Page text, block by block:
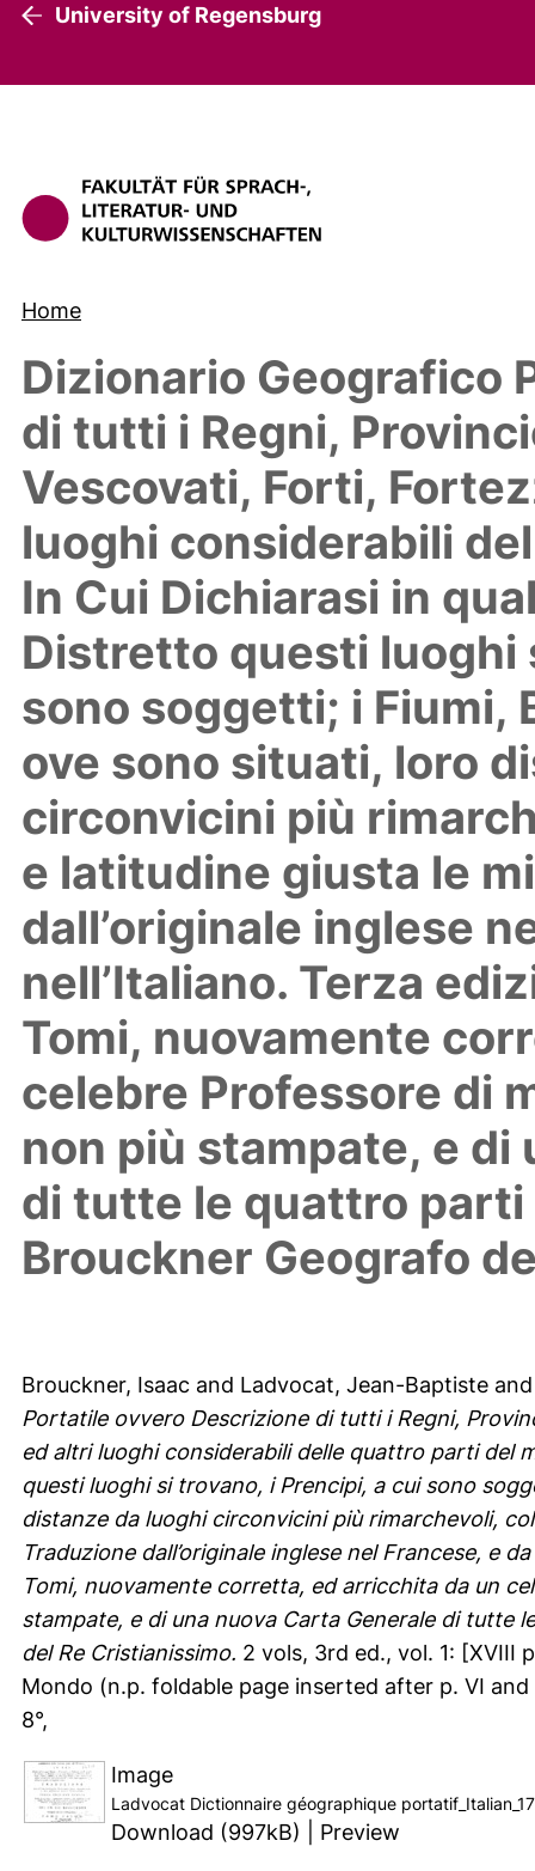
University of Regensburg
Home
Dizionario Geografico
di tutti i Regni,
Vescovati, Forti,
luoghi considerabili
In Cui Dichiarasi in
Distretto questi luoghi
sono soggetti; i Fiumi,
ove sono situati, loro
circonvicini più
e latitudine giusta le
dall’originale inglese
nell’Italiano. Terza
Tomi, nuovamente
celebre Professore di
non più stampate, e di
di tutte le quattro parti
Brouckner Geografo
Brouckner, Isaac and Ladvocat, Jean-Baptiste
Portatile ovvero Descrizione di tutti i Regni,
ed altri luoghi considerabili delle quattro parti del
questi luoghi si trovano, i Prencipi, a cui sono
distanze da luoghi circonvicini più rimarchevoli,
Traduzione dall’originale inglese nel Francese, e
Tomi, nuovamente corretta, ed arricchita da un
stampate, e di una nuova Carta Generale di tutte
del Re Cristianissimo. 2 vols, 3rd ed., vol. 1: [XVIII
Mondo (n.p. foldable page inserted after p. VI
8°,
Image
Ladvocat Dictionnaire géographique
Download (997kB) Preview